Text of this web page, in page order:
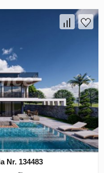
Nr. 134483